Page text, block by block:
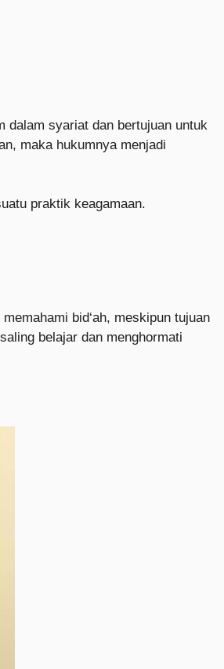
dalam syariat dan bertujuan untuk
maka hukumnya menjadi
praktik keagamaan.
bid‘ah, meskipun tujuan
belajar dan menghormati